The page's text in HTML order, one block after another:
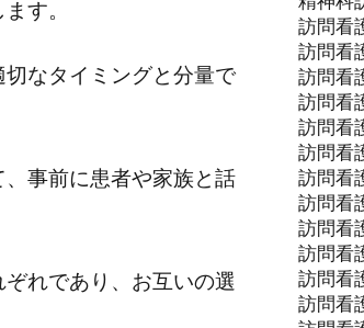
す。
なタイミングと分量で
事前に患者や家族と話
れであり、お互いの選
訪問看
訪問看
訪問看
訪問看
訪問看
訪問看
訪問看
訪問看
訪問看
訪問看
訪問看
訪問看